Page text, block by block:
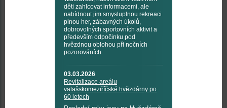
děti zahlcovat informacemi, ale
nabídnout jim smysluplnou rekreaci
plnou her, zábavných úkolů,
dobrovolných sportovních aktivit a
především odpočinku pod
hvězdnou oblohou při nočních
pozorováních.
03.03.2026
Revitalizace areálu
valašskomeziříčské hvězdárny po
60 letech